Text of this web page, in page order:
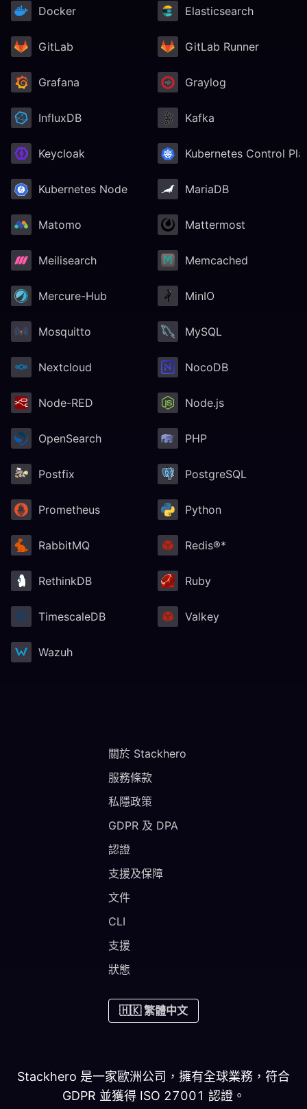
Docker Elasticsearch
GitLab GitLab Runner
Grafana Graylog
InfluxDB Kafka
Keycloak Kubernetes Control
Kubernetes Node MariaDB
Matomo Mattermost
Meilisearch Memcached
Mercure-Hub MinIO
Mosquitto MySQL
Nextcloud NocoDB
Node-RED Node.js
OpenSearch PHP
Postfix PostgreSQL
Prometheus Python
RabbitMQ Redis®*
RethinkDB Ruby
TimescaleDB Valkey
Wazuh
關於 Stackhero
服務條款
私隱政策
GDPR 及 DPA
認證
支援及保障
文件
CLI
支援
狀態
🇭🇰 繁體中文
Stackhero 是一家歐洲公司，擁有全球業務，符合
GDPR 並獲得 ISO 27001 認證。